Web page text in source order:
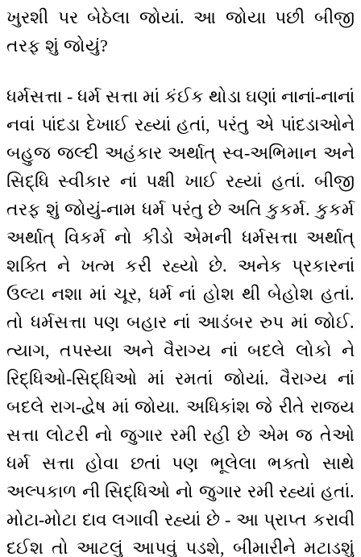
ખુરશી પર બેઠેલા જોયાં. આ જોયા પછી બીજી
તરફ શું જોયું?
ધર્મસત્તા - ધર્મ સત્તા માં કંઈક થોડા ઘણાં નાનાં-નાનાં
નવાં પાંદડા દેખાઈ રહ્યાં હતાં, પરંતુ એ પાંદડાઓને
બહુજ જલ્દી અહંકાર અર્થાત્ સ્વ-અભિમાન અને
સિદ્ધિ સ્વીકાર નાં પક્ષી ખાઈ રહ્યાં હતાં. બીજી
તરફ શું જોયું-નામ ધર્મ પરંતુ છે અતિ કુકર્મ. કુકર્મ
અર્થાત્ વિકર્મ નો કીડો એમની ધર્મસત્તા અર્થાત્
શક્તિ ને ખત્મ કરી રહ્યો છે. અનેક પ્રકારનાં
ઉલ્ટા નશા માં ચૂર, ધર્મ નાં હોશ થી બેહોશ હતાં.
તો ધર્મસત્તા પણ બહાર નાં આડંબર રુપ માં જોઈ.
ત્યાગ, તપસ્યા અને વૈરાગ્ય નાં બદલે લોકો ને
રિદ્ધિઓ-સિદ્ધિઓ માં રમતાં જોયાં. વૈરાગ્ય નાં
બદલે રાગ-દ્વેષ માં જોયા. અધિકાંશ જે રીતે રાજ્ય
સત્તા લોટરી નો જુગાર રમી રહી છે એમ જ તેઓ
ધર્મ સત્તા હોવા છતાં પણ ભૂલેલા ભક્તો સાથે
અલ્પકાળ ની સિદ્ધિઓ નો જુગાર રમી રહ્યાં હતાં.
મોટા-મોટા દાવ લગાવી રહ્યાં છે - આ પ્રાપ્ત કરાવી
દઈશ તો આટલું આપવું પડશે, બીમારીને મટાડશું